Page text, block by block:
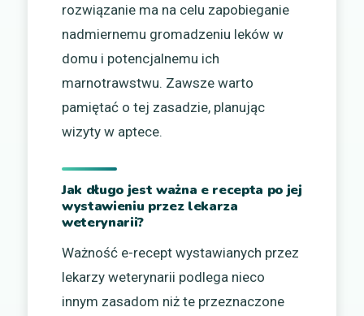
rozwiązanie ma na celu zapobieganie
nadmiernemu gromadzeniu leków w
domu i potencjalnemu ich
marnotrawstwu. Zawsze warto
pamiętać o tej zasadzie, planując
wizyty w aptece.
Jak długo jest ważna e recepta po jej
wystawieniu przez lekarza
weterynarii?
Ważność e-recept wystawianych przez
lekarzy weterynarii podlega nieco
innym zasadom niż te przeznaczone